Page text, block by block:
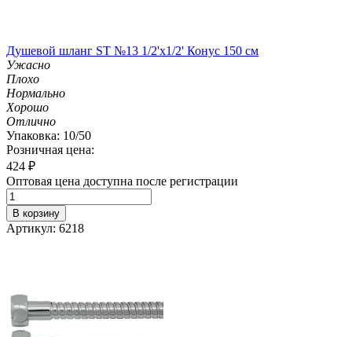
Душевой шланг ST №13 1/2'х1/2' Конус 150 см
Ужасно
Плохо
Нормально
Хорошо
Отлично
Упаковка: 10/50
Розничная цена:
424 ₽
Оптовая цена доступна после регистрации
В корзину
Артикул: 6218